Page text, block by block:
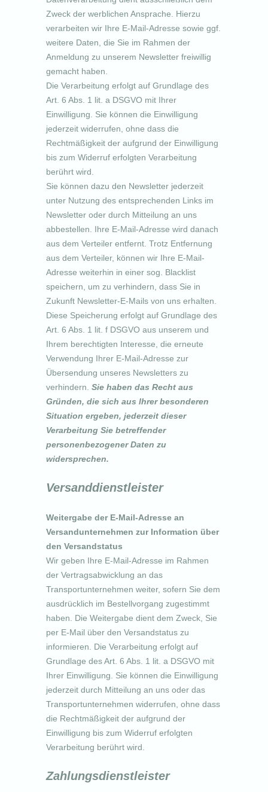
Zweck der werblichen Ansprache. Hierzu
verarbeiten wir Ihre E-Mail-Adresse sowie ggf.
weitere Daten, die Sie im Rahmen der
Anmeldung zu unserem Newsletter freiwillig
gemacht haben.
Die Verarbeitung erfolgt auf Grundlage des
Art. 6 Abs. 1 lit. a DSGVO mit Ihrer
Einwilligung. Sie können die Einwilligung
jederzeit widerrufen, ohne dass die
Rechtmäßigkeit der aufgrund der Einwilligung
bis zum Widerruf erfolgten Verarbeitung
berührt wird.
Sie können dazu den Newsletter jederzeit
unter Nutzung des entsprechenden Links im
Newsletter oder durch Mitteilung an uns
abbestellen. Ihre E-Mail-Adresse wird danach
aus dem Verteiler entfernt. Trotz Entfernung
aus dem Verteiler, können wir Ihre E-Mail-
Adresse weiterhin in einer sog. Blacklist
speichern, um zu verhindern, dass Sie in
Zukunft Newsletter-E-Mails von uns erhalten.
Diese Speicherung erfolgt auf Grundlage des
Art. 6 Abs. 1 lit. f DSGVO aus unserem und
Ihrem berechtigten Interesse, die erneute
Verwendung Ihrer E-Mail-Adresse zur
Übersendung unseres Newsletters zu
verhindern.Sie haben das Recht aus
Gründen, die sich aus Ihrer besonderen
Situation ergeben, jederzeit dieser
Verarbeitung Sie betreffender
personenbezogener Daten zu
widersprechen.
Versanddienstleister
Weitergabe der E-Mail-Adresse an
Versandunternehmen zur Information über
den Versandstatus
Wir geben Ihre E-Mail-Adresse im Rahmen
der Vertragsabwicklung an das
Transportunternehmen weiter, sofern Sie dem
ausdrücklich im Bestellvorgang zugestimmt
haben. Die Weitergabe dient dem Zweck, Sie
per E-Mail über den Versandstatus zu
informieren. Die Verarbeitung erfolgt auf
Grundlage des Art. 6 Abs. 1 lit. a DSGVO mit
Ihrer Einwilligung. Sie können die Einwilligung
jederzeit durch Mitteilung an uns oder das
Transportunternehmen widerrufen, ohne dass
die Rechtmäßigkeit der aufgrund der
Einwilligung bis zum Widerruf erfolgten
Verarbeitung berührt wird.
Zahlungsdienstleister